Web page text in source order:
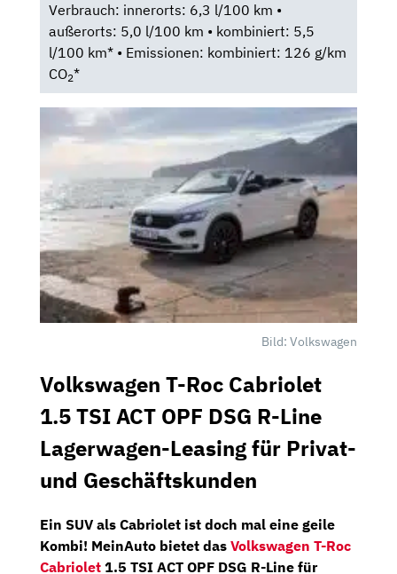
Verbrauch: innerorts: 6,3 l/100 km •
außerorts: 5,0 l/100 km • kombiniert: 5,5
l/100 km* • Emissionen: kombiniert: 126 g/km
CO2*
Bild: Volkswagen
Volkswagen T-Roc Cabriolet
1.5 TSI ACT OPF DSG R-Line
Lagerwagen-Leasing für Privat-
und Geschäftskunden
Ein SUV als Cabriolet ist doch mal eine geile
Kombi! MeinAuto bietet das Volkswagen T-Roc
Cabriolet 1.5 TSI ACT OPF DSG R-Line für